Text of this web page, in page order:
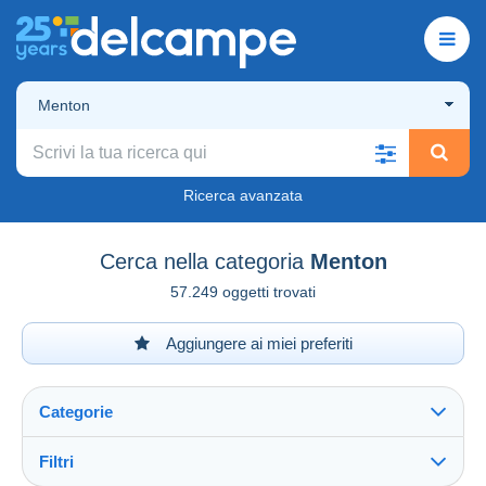
Menton
Ricerca avanzata
Cerca nella categoria Menton
57.249 oggetti trovati
Aggiungere ai miei preferiti
Categorie
Filtri